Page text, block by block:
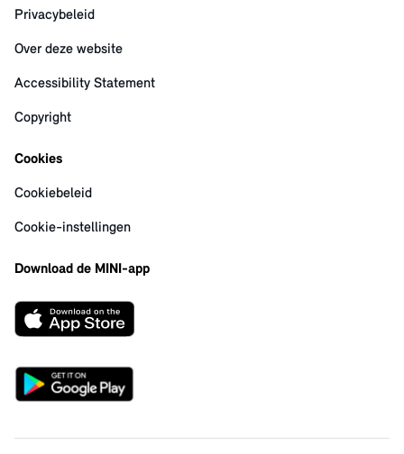
Privacybeleid
Over deze website
Accessibility Statement
Copyright
Cookies
Cookiebeleid
Cookie-instellingen
Download de MINI-app